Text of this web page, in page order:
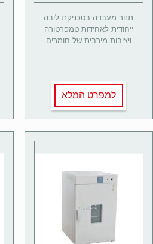
תנור מעבדה בטכניקת ליבה
ייחודית לאחידות טמפרטורה
ויציבות מירבית של חומרים
למפרט המלא